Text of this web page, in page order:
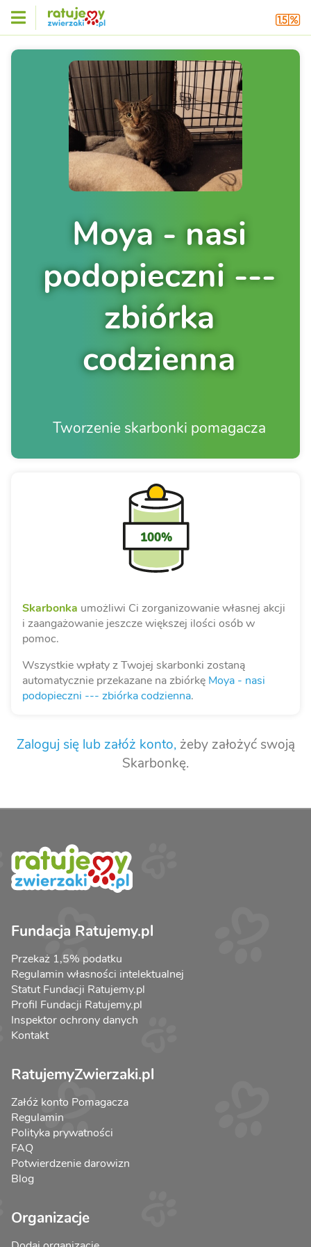
Moya - nasi
podopieczni ---
zbiórka
codzienna
Tworzenie skarbonki pomagacza
100%
Skarbonka umożliwi Ci zorganizowanie własnej akcji
i zaangażowanie jeszcze większej ilości osób w
pomoc.
Wszystkie wpłaty z Twojej skarbonki zostaną
automatycznie przekazane na zbiórkę Moya - nasi
podopieczni --- zbiórka codzienna.
Zaloguj się lub załóż konto,żeby założyć swoją
Skarbonkę.
Fundacja Ratujemy.pl
Przekaż 1,5% podatku
Regulamin własności intelektualnej
Statut Fundacji Ratujemy.pl
Profil Fundacji Ratujemy.pl
Inspektor ochrony danych
Kontakt
RatujemyZwierzaki.pl
Załóż konto Pomagacza
Regulamin
Polityka prywatności
FAQ
Potwierdzenie darowizn
Blog
Organizacje